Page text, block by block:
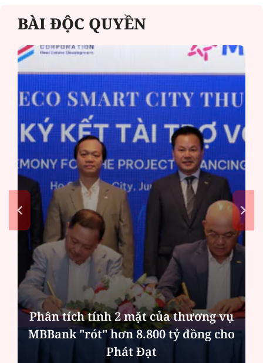
BÀI ĐỘC QUYỀN
Phân tích tính 2 mặt của thương vụ
MBBank "rót" hơn 8.800 tỷ đồng cho
Phát Đạt